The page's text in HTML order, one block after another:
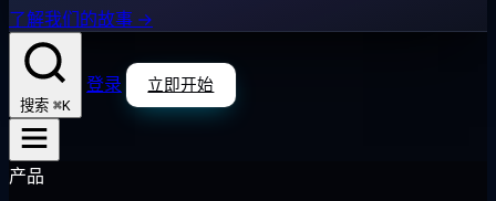
了解我们的故事 →
搜索 ⌘K
登录 立即开始
产品